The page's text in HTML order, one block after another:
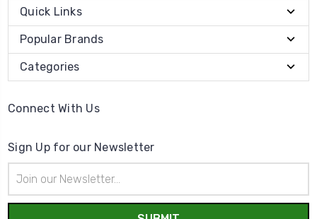
Quick Links
Popular Brands
Categories
Connect With Us
Sign Up for our Newsletter
Address